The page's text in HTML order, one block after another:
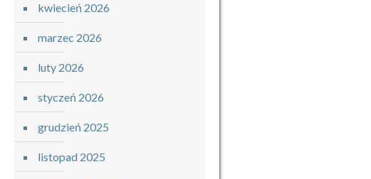
kwiecień 2026
marzec 2026
luty 2026
styczeń 2026
grudzień 2025
listopad 2025